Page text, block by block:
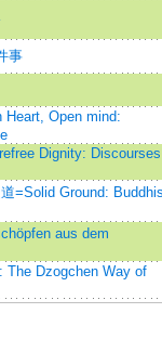
事
Heart, Open mind:
Dignity: Discourses
=Solid Ground:
aus dem
The Dzogchen Way of